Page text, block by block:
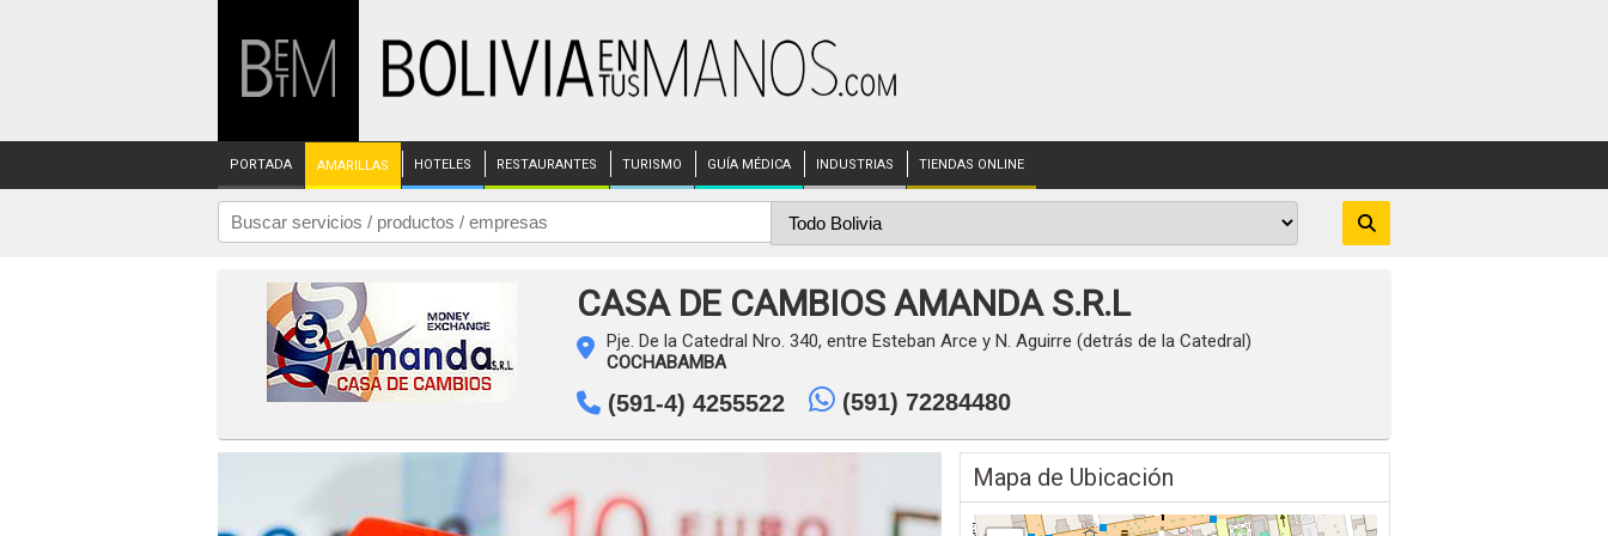
PORTADA AMARILLAS HOTELES RESTAURANTES TURISMO GUÍA MÉDICA INDUSTRIAS TIENDAS ONLINE
CASA DE CAMBIOS AMANDA S.R.L
Pje. De la Catedral Nro. 340, entre Esteban Arce y N. Aguirre (detrás de la Catedral)
COCHABAMBA
(591-4) 4255522 (591) 72284480
Mapa de Ubicación